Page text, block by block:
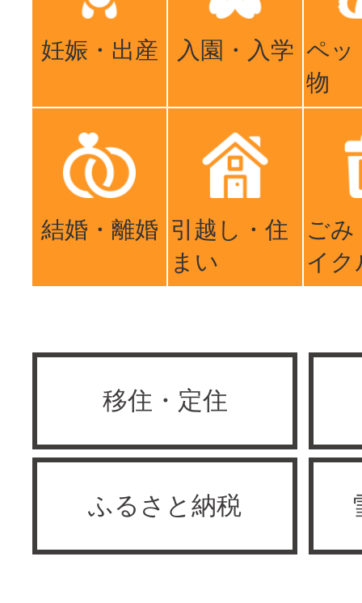
妊娠・出産 入園・入学 ペッ
物
結婚・離婚 引越し・住
まい
ごみ
イク
移住・定住
ふるさと納税